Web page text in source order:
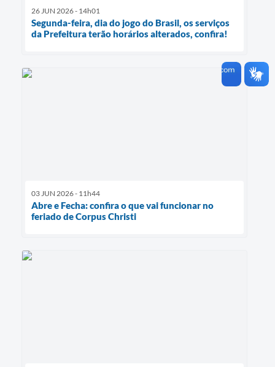
26 JUN 2026 - 14h01
Segunda-feira, dia do jogo do Brasil, os serviços
da Prefeitura terão horários alterados, confira!
03 JUN 2026 - 11h44
Abre e Fecha: confira o que vai funcionar no
feriado de Corpus Christi